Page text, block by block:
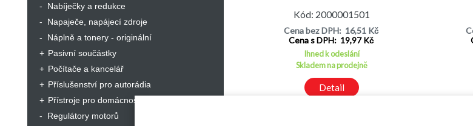
Nabíječky a redukce
Napaječe, napájecí zdroje
Náplně a tonery - originální
Pasivní součástky
Počítače a kancelář
Příslušenství pro autorádia
Přístroje pro domácnost a hobby
Regulátory motorů
Kód: 2000001501
Cena bez DPH: 16,51 Kč
Cena s DPH: 19,97 Kč
Ihned k odeslání
Skladem na prodejně
Detail